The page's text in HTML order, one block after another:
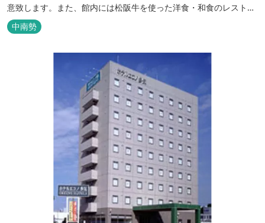
意致します。また、館内には松阪牛を使った洋食・和食のレストラ
ンと喫茶があります。伊勢神宮参拝や、伊勢志摩、東紀州への観光
の拠点にご利用ください。
中南勢